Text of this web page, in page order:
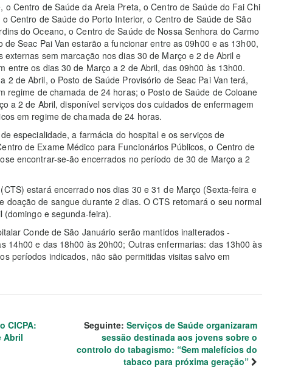
o Centro de Saúde da Areia Preta, o Centro de Saúde do Fai Chi
Centro de Saúde do Porto Interior, o Centro de Saúde de São
do Oceano, o Centro de Saúde de Nossa Senhora do Carmo
Seac Pai Van estarão a funcionar entre as 09h00 e as 13h00,
sem marcação nos dias 30 de Março e 2 de Abril e
entre os dias 30 de Março a 2 de Abril, das 09h00 às 13h00.
2 de Abril, o Posto de Saúde Provisório de Seac Pai Van terá,
regime de chamada de 24 horas; o Posto de Saúde de Coloane
a 2 de Abril, disponível serviços dos cuidados de enfermagem
em regime de chamada de 24 horas.
especialidade, a farmácia do hospital e os serviços de
de Exame Médico para Funcionários Públicos, o Centro de
encontrar-se-ão encerrados no período de 30 de Março a 2
estará encerrado nos dias 30 e 31 de Março (Sexta-feira e
doação de sangue durante 2 dias. O CTS retomará o seu normal
(domingo e segunda-feira).
Conde de São Januário serão mantidos inalterados -
14h00 e das 18h00 às 20h00; Outras enfermarias: das 13h00 às
períodos indicados, não são permitidas visitas salvo em
CICPA:
Abril
Seguinte: Serviços de Saúde organizaram
sessão destinada aos jovens sobre o
controlo do tabagismo: “Sem malefícios do
tabaco para próxima geração”